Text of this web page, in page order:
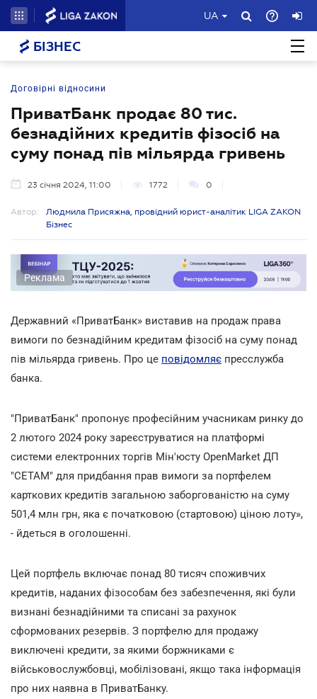
UA
БІЗНЕС
Договірні відносини
ПриватБанк продає 80 тис.
безнадійних кредитів фізосіб на
суму понад пів мільярда гривень
23 січня 2024, 11:00 1772 0
Автор:
Людмила Присяжна, провідний юрист-аналітик LIGA ZAKON
Бізнес
Реклама
Державний «ПриватБанк» виставив на продаж права
вимоги по безнадійним кредитам фізосіб на суму понад
пів мільярда гривень. Про це повідомляє пресслужба
банка.
"ПриватБанк" пропонує професійним учасникам ринку до
2 лютого 2024 року зареєструватися на платформі
системи електронних торгів Мін'юсту OpenMarket ДП
"СЕТАМ" для придбання прав вимоги за портфелем
карткових кредитів загальною заборгованістю на суму
501,4 млн грн, яка є початковою (стартовою) ціною лоту»,
- йдеться в оголошенні.
Цей портфель включає понад 80 тисяч споживчих
кредитів, наданих фізособам без забезпечення, які були
визнані безнадійними та списані за рахунок
сформованих резервів. З портфелю для продажу
виключені кредити, за якими боржниками є
військовослужбовці, мобілізовані, якщо така інформація
про них наявна в ПриватБанку.